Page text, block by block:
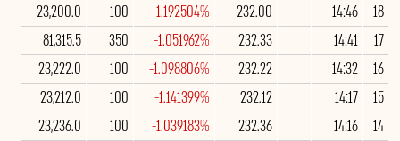
18
14:46
232.00
-1.192504%
100
23,200.0
17
14:41
232.33
-1.051962%
350
81,315.5
16
14:32
232.22
-1.098806%
100
23,222.0
15
14:17
232.12
-1.141399%
100
23,212.0
14
14:16
232.36
-1.039183%
100
23,236.0